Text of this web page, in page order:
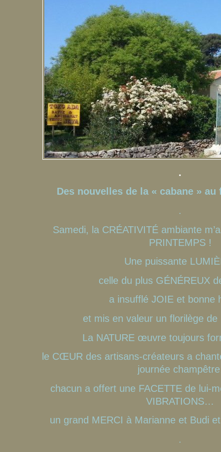
.
Des nouvelles de la « cabane »
.
Samedi, la CRÉATIVITÉ ambiante
PRINTEMPS !
Une puissante
celle du plus GÉNÉREUX
a insufflé JOIE et bonne
et mis en valeur un florilège de
La NATURE œuvre toujours
le CŒUR des artisans-créateurs a
journée
chacun a offert une FACETTE de lui-
VIBRATIONS…
un grand MERCI à Marianne et Budi
.